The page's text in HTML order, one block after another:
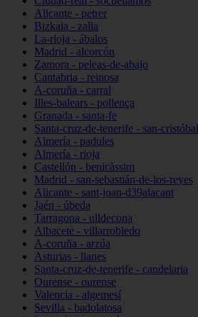
Alicante - petrer
Bizkaia - zalla
La-rioja - ábalos
Madrid - alcorcón
Zamora - peleas-de-abajo
Cantabria - reinosa
A-coruña - carral
Illes-balears - pollença
Granada - santa-fe
Santa-cruz-de-tenerife - san-
Almería - padules
Almería - rioja
Castellón - benicàssim
Madrid - san-sebastián-de-los-reyes
Alicante - sant-joan-d39alacant
Jaén - úbeda
Tarragona - ulldecona
Albacete - villarrobledo
A-coruña - arzúa
Asturias - llanes
Santa-cruz-de-tenerife - candelaria
Ourense - ourense
Valencia - algemesí
Sevilla - badolatosa